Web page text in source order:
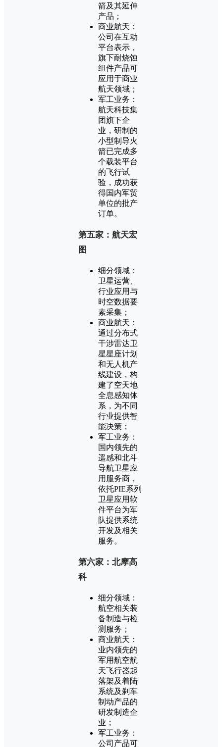
箭及其延伸
产品；
商业航天：
公司在互动
平台表示，
旗下耐烧蚀
组件产品可
应用于商业
航天领域；
军工业务：
航天科技集
团旗下企
业，研制的
小型制导火
箭已完成多
个载装平台
的飞行试
验，成功获
得国内军贸
单位的批产
订单。
第五家：航天宏
图
细分领域：
卫星运营、
行业应用与
时空数据要
素采集；
商业航天：
通过分布式
干涉雷达卫
星星座计划
和无人机产
线建设，构
建了空天地
全息感知体
系，为不同
行业提供智
能决策；
军工业务：
国内领先的
遥感和北斗
导航卫星应
用服务商，
依托PIE系列
卫星应用软
件平台为军
队提供系统
开发及相关
服务。
第六家：北摩高
科
细分领域：
航空相关装
备制造与检
测服务；
商业航天：
业内领先的
军用航空航
天飞行器起
落架及着陆
系统及刹车
制动产品的
研发制造企
业；
军工业务：
公司产品可